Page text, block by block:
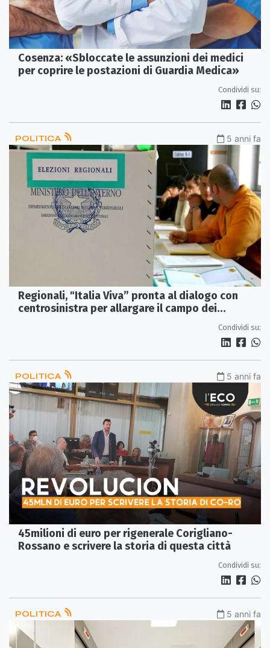
Cosenza: «Sbloccate le assunzioni dei medici
per coprire le postazioni di Guardia Medica»
Condividi su:
POLITICA 5 anni fa
Regionali, "Italia Viva” pronta al dialogo con
centrosinistra per allargare il campo dei
Condividi su:
POLITICA 5 anni fa
45milioni di euro per rigenerale Corigliano-
Rossano e scrivere la storia di questa città
Condividi su:
POLITICA 5 anni fa